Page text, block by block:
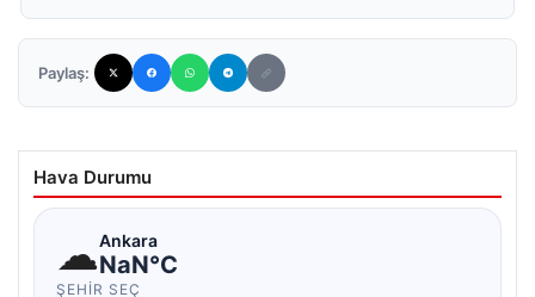
Paylaş:
Hava Durumu
☁Ankara
NaN°C
ŞEHIR SEÇ